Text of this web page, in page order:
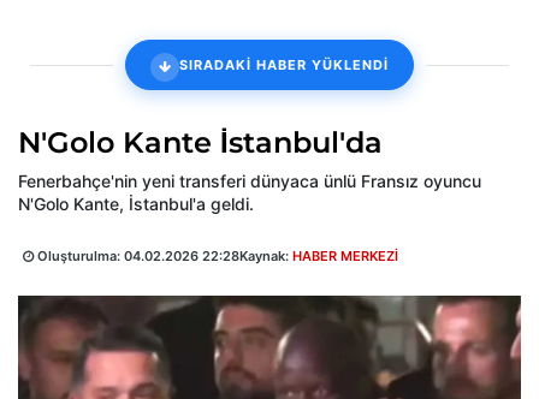
SIRADAKİ HABER YÜKLENDİ
N'Golo Kante İstanbul'da
Fenerbahçe'nin yeni transferi dünyaca ünlü Fransız oyuncu
N'Golo Kante, İstanbul'a geldi.
Oluşturulma: 04.02.2026 22:28Kaynak: HABER MERKEZİ